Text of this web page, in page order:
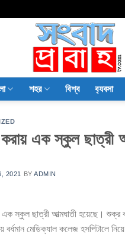
শহর বিশ্ব ব‍্যবসা
করায় এক স্কুল ছাত্রী
2021 BYADMIN
এক স্কুল ছাত্রী আত্মঘাতী হয়েছে। শুক্র
মেডিক্যাল কলেজ হসপিটালে